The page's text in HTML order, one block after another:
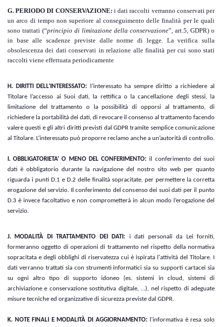
G. PERIODO DI CONSERVAZIONE: i dati raccolti verranno conservati per
un arco di tempo non superiore al conseguimento delle finalità per le quali
sono trattati (“principio di limitazione della conservazione”, art.5, GDPR) o
in base alle scadenze previste dalle norme di legge. La verifica sulla
obsolescenza dei dati conservati in relazione alle finalità per cui sono stati
raccolti viene effettuata periodicamente
H. DIRITTI DELL’INTERESSATO: l’interessato ha sempre diritto a richiedere al
Titolare l’accesso ai Suoi dati, la rettifica o la cancellazione degli stessi, la
limitazione del trattamento o la possibilità di opporsi al trattamento, di
richiedere la portabilità dei dati, di revocare il consenso al trattamento facendo
valere questi e gli altri diritti previsti dal GDPR tramite semplice comunicazione
al Titolare. L‘interessato può proporre reclamo anche a un’autorità di controllo.
I. OBBLIGATORIETA’ O MENO DEL CONFERIMENTO:il conferimento dei suoi
dati è obbligatorio durante la navigazione del nostro sito web per quanto
riguarda i punti D.1 e D.2 delle finalità sopracitate, per permettere la corretta
erogazione del servizio. Il conferimento del consenso dei suoi dati per il punto
D.3 è invece facoltativo e non comprometterà in alcun modo l’erogazione del
servizio.
J. MODALITÀ DI TRATTAMENTO DEI DATI: i dati personali da Lei forniti,
formeranno oggetto di operazioni di trattamento nel rispetto della normativa
sopracitata e degli obblighi di riservatezza cui è ispirata l'attività del Titolare. I
dati verranno trattati sia con strumenti informatici sia su supporti cartacei sia
su ogni altro tipo di supporto idoneo (es. sistemi in cloud, sistemi di
archiviazione e conservazione sostitutiva digitale, …), nel rispetto di adeguate
misure tecniche ed organizzative di sicurezza previste dal GDPR.
K. NOTE FINALI E MODALITÀ DI AGGIORNAMENTO: l'informativa è resa solo